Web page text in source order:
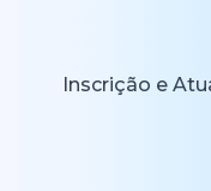
Inscrição e